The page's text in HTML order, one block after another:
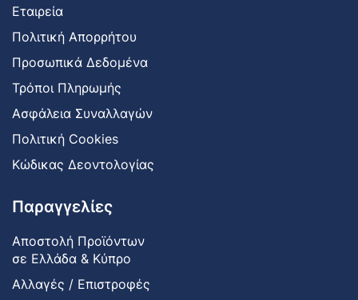
Εταιρεία
Πολιτική Απορρήτου
Προσωπικά Δεδομένα
Τρόποι Πληρωμής
Ασφάλεια Συναλλαγών
Πολιτική Cookies
Κώδικας Δεοντολογίας
Παραγγελίες
Αποστολή Προϊόντων
σε Ελλάδα & Κύπρο
Αλλαγές / Επιστροφές